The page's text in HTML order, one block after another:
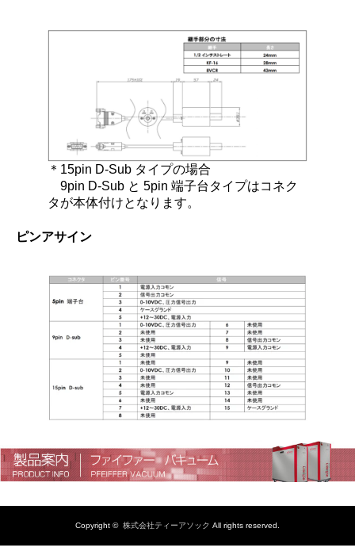
＊15pin D-Sub タイプの場合
9pin D-Sub と 5pin 端子台タイプはコネク
タが本体付けとなります。
ピンアサイン
Copyright © 株式会社ティーアソック All rights reserved.